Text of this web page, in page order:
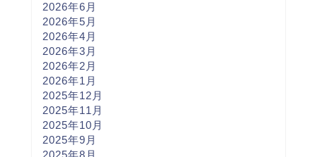
2026年6月
2026年5月
2026年4月
2026年3月
2026年2月
2026年1月
2025年12月
2025年11月
2025年10月
2025年9月